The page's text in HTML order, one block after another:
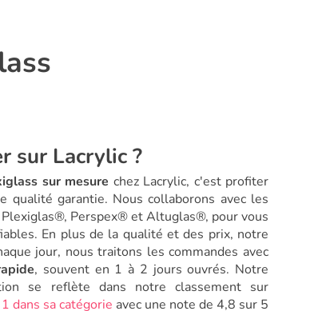
sur Lacrylic ?
sur mesure chez Lacrylic, c'est profiter
qualité garantie. Nous collaborons avec les
Perspex® et Altuglas®, pour vous
En plus de la qualité et des prix, notre
jour, nous traitons les commandes avec
, souvent en 1 à 2 jours ouvrés. Notre
se reflète dans notre classement sur
dans sa catégorie avec une note de 4,8 sur 5